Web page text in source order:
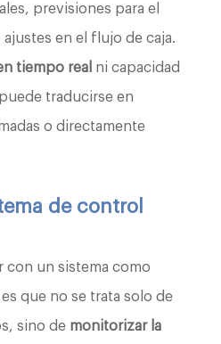
previsiones para el
en el flujo de caja.
tiempo real ni capacidad
traducirse en
o directamente
de control
con un sistema como
que no se trata solo de
sino de monitorizar la